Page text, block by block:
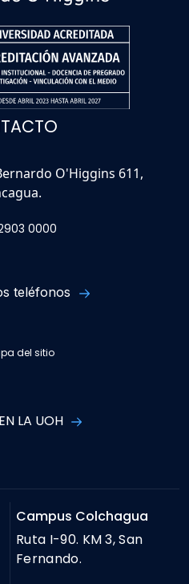
O'Higgins 611,
0000
teléfonos
del sitio
LA UOH
Campus Colchagua
Ruta I-90. KM 3, San
Fernando.